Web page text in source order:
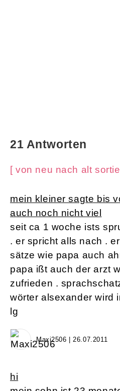
21 Antworten
[ von neu nach alt
mein kleiner sagte bis
auch noch nicht viel
seit ca 1 woche ists
. er spricht alls nach .
sätze wie papa auch
papa ißt auch der arzt
zufrieden .
wörter alsexander wird
lg
Maxi2506 | 26.07.2011
hi